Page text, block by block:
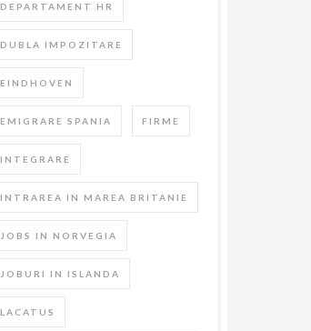
DEPARTAMENT HR
DUBLA IMPOZITARE
EINDHOVEN
EMIGRARE SPANIA FIRME
INTEGRARE
INTRAREA IN MAREA BRITANIE
JOBS IN NORVEGIA
JOBURI IN ISLANDA
LACATUS